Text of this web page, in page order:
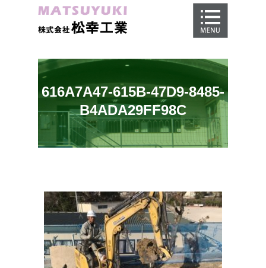
地盤改良工事
616A7A47-615B-47D9-8485-
B4ADA29FF98C